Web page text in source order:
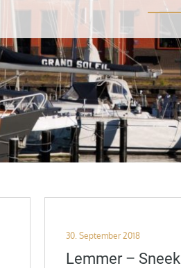
Posted
on
30. September 2018
Lemmer – Sneek